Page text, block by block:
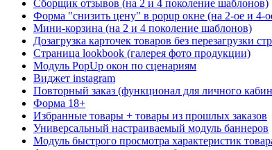
Сборщик отзывов (на 2 и 4 поколение шаблонов)
Форма "снизить цену" в popup окне (на 2-ое и 4-
Мини-корзина (на 2 и 4 поколение шаблонов)
Дозагрузка карточек товаров без перезагрузки
Страница lookbook (галерея фото продукции)
Модуль PopUp окон по сценариям
Виджет instagram
Повторный заказ (функционал для личного
Форма 18+
Избранные товары + товары из прошлых заказов
Универсальный настраиваемый модуль баннеров
Модуль быстрого просмотра характеристик